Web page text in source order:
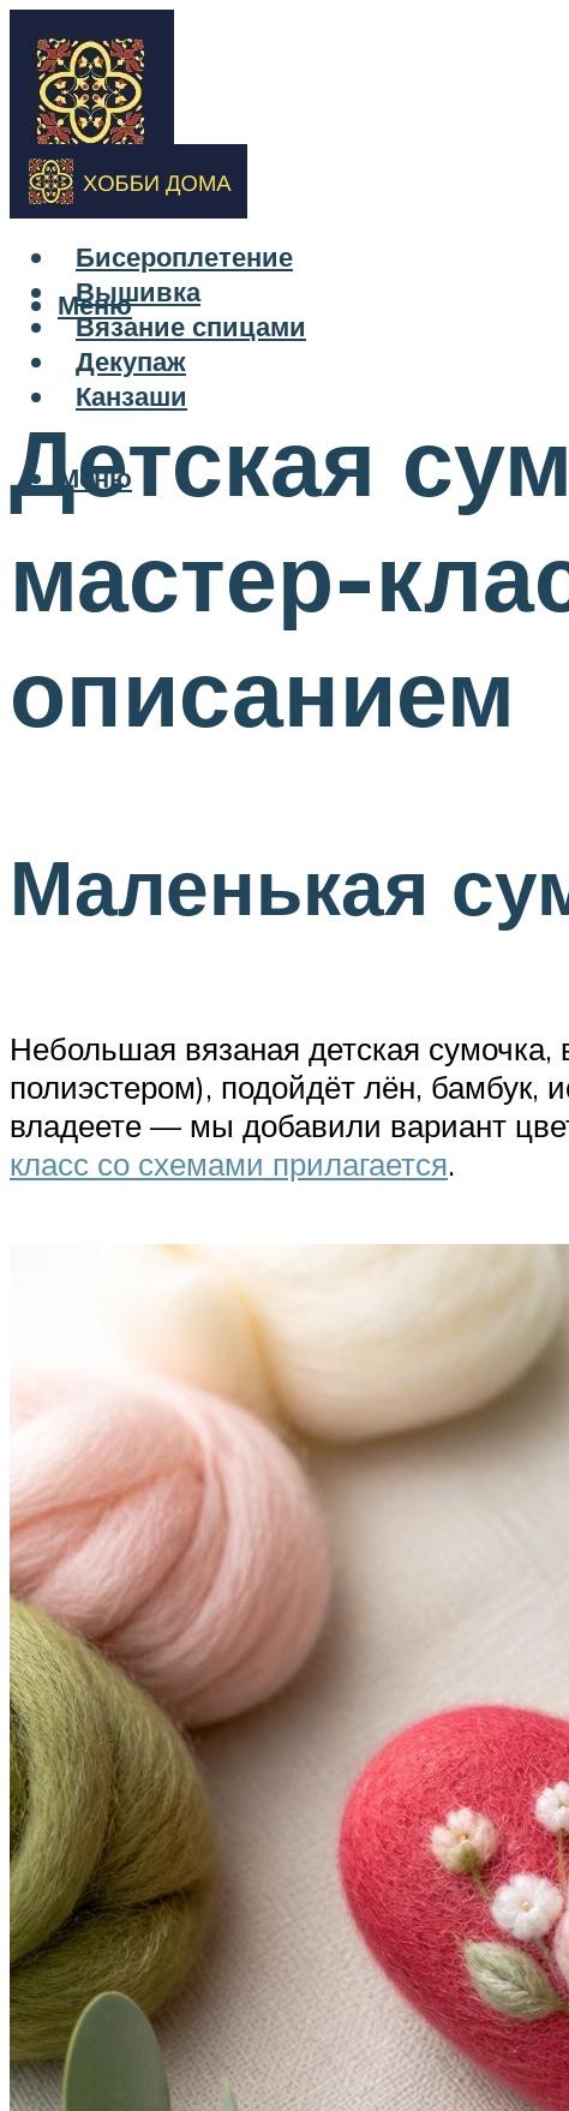
Бисероплетение
Вышивка
Вязание спицами
Декупаж
Канзаши
Меню
Меню
Детская
мастер-
описанием
Маленькая
Небольшая вязаная детская
полиэстером), подойдёт лён, бамбук,
владеете — мы добавили вариант
класс со схемами прилагается.